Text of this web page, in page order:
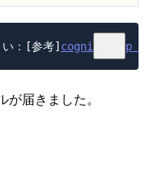
： [参考] cognito-idp —
届きました。